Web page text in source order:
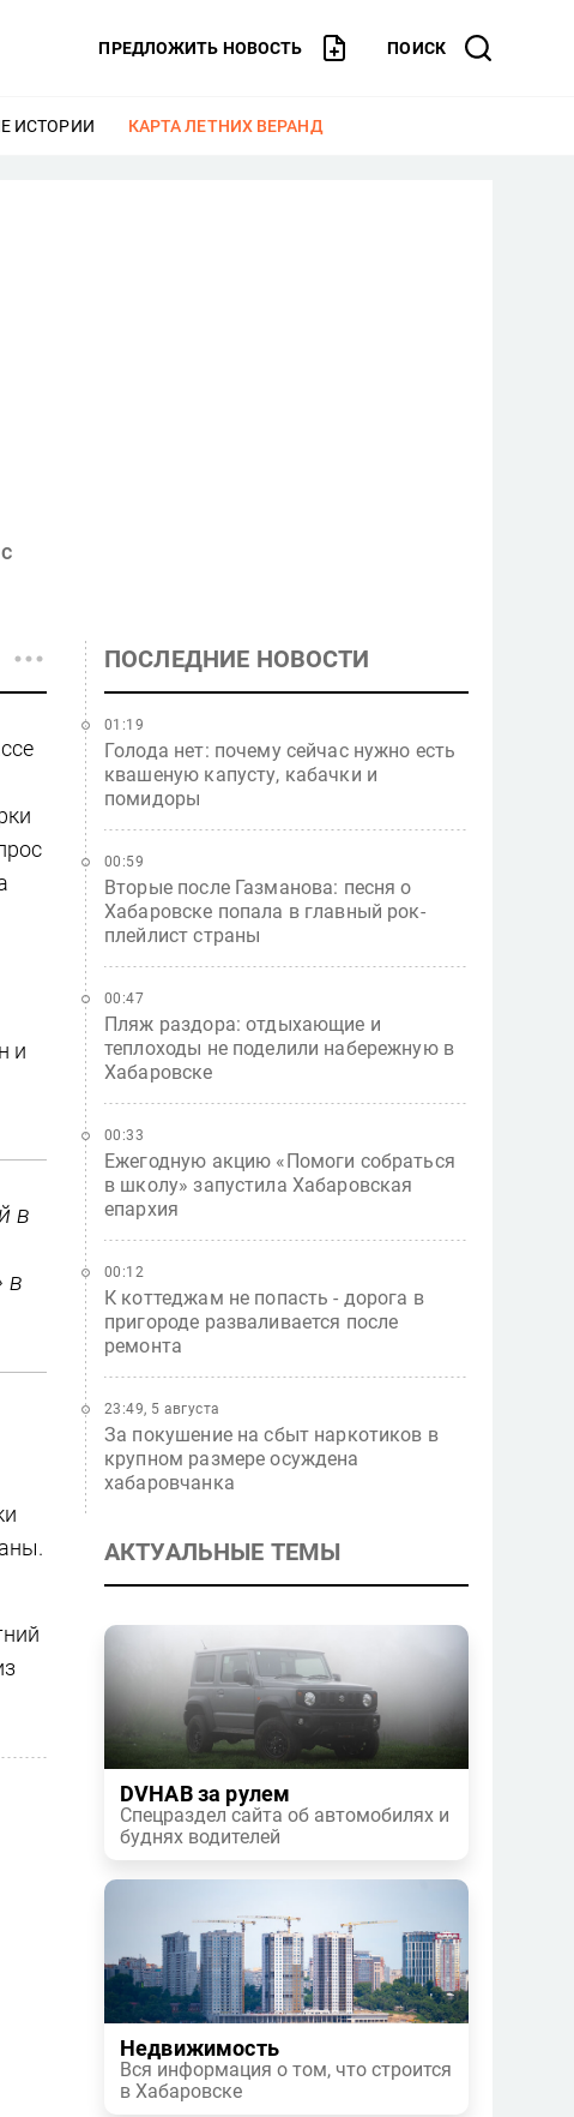
ПРЕДЛОЖИТЬ НОВОСТЬ ПОИСК
ИСТОРИИ ЕЩЕ
КАРТА ЛЕТНИХ ВЕРАНД
и
в
в
ПОСЛЕДНИЕ НОВОСТИ
Голода нет: почему сейчас нужно есть
квашеную капусту, кабачки и
помидоры
01:19
Вторые после Газманова: песня о
Хабаровске попала в главный рок-
плейлист страны
00:59
Пляж раздора: отдыхающие и
теплоходы не поделили набережную в
Хабаровске
00:47
Ежегодную акцию «Помоги собраться
в школу» запустила Хабаровская
епархия
00:33
К коттеджам не попасть - дорога в
пригороде разваливается после
ремонта
00:12
За покушение на сбыт наркотиков в
крупном размере осуждена
хабаровчанка
23:49, 5 августа
АКТУАЛЬНЫЕ ТЕМЫ
DVHAB за рулем
Спецраздел сайта об автомобилях и
буднях водителей
Недвижимость
Вся информация о том, что строится
в Хабаровске